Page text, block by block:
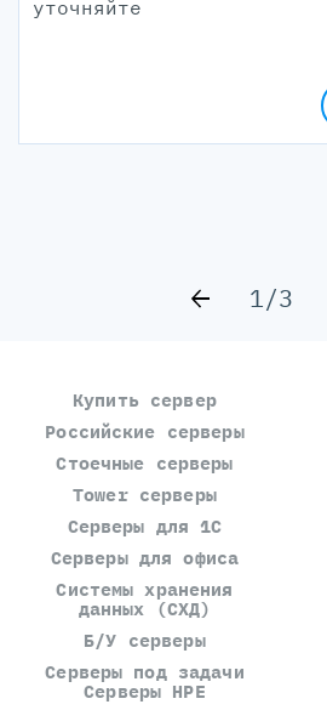
уточняйте
1/3
Купить сервер
Российские серверы
Стоечные серверы
Tower серверы
Серверы для 1С
Серверы для офиса
Системы хранения
данных (СХД)
Б/У серверы
Серверы под задачи
Серверы HPE